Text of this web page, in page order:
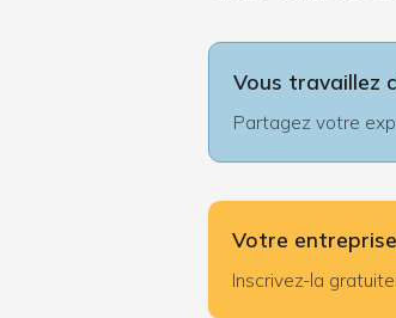
Vous travaillez
Partagez votre
Votre
Inscrivez-la